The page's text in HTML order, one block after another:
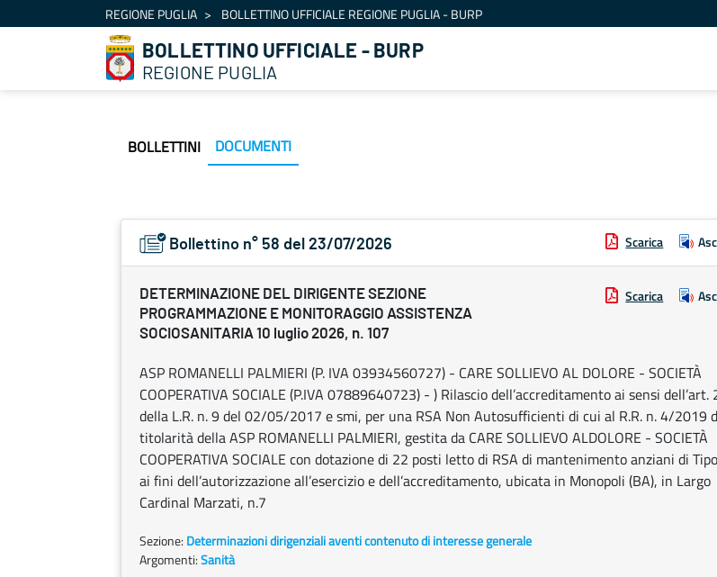
Salta al contenutoREGIONE PUGLIA BOLLETTINO UFFICIALE REGIONE PUGLIA - BURP
BOLLETTINO UFFICIALE - BURP
REGIONE PUGLIA
BOLLETTINI DOCUMENTI
Bollettino n° 58 del 23/07/2026 Scarica
DETERMINAZIONE DEL DIRIGENTE SEZIONE
PROGRAMMAZIONE E MONITORAGGIO ASSISTENZA
SOCIOSANITARIA 10 luglio 2026, n. 107
Scarica
ASP ROMANELLI PALMIERI (P. IVA 03934560727) - CARE SOLLIEVO AL DOLORE - SOCIETÀ
COOPERATIVA SOCIALE (P.IVA 07889640723) - ) Rilascio dell’accreditamento ai sensi dell’art.
della L.R. n. 9 del 02/05/2017 e smi, per una RSA Non Autosufficienti di cui al R.R. n. 4/2019
titolarità della ASP ROMANELLI PALMIERI, gestita da CARE SOLLIEVO ALDOLORE - SOCIETÀ
COOPERATIVA SOCIALE con dotazione di 22 posti letto di RSA di mantenimento anziani di
ai fini dell’autorizzazione all’esercizio e dell’accreditamento, ubicata in Monopoli (BA), in Largo
Cardinal Marzati, n.7
Sezione: Determinazioni dirigenziali aventi contenuto di interesse generale
Argomenti:Sanità